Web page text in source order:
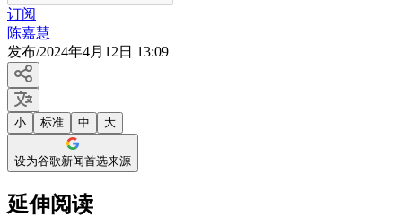
订阅
陈嘉慧
发布/2024年4月12日 13:09
小 标准 中 大
设为谷歌新闻首选来源
延伸阅读